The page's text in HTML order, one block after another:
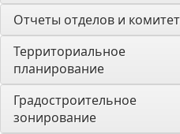
Отчеты отделов и
Территориальное
планирование
Градостроительное
зонирование